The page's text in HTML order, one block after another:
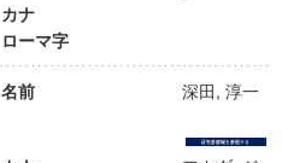
カナ
ローマ字
名前 深田, 淳一